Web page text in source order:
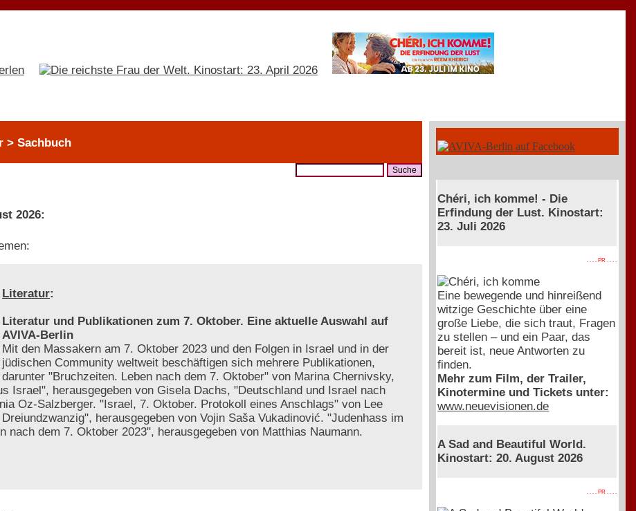
> Sachbuch
2026:
Literatur:
Literatur und Publikationen zum 7. Oktober. Eine aktuelle Auswahl auf
AVIVA-Berlin
Mit den Massakern am 7. Oktober 2023 und den Folgen in Israel und in der
jüdischen Community weltweit beschäftigen sich mehrere Publikationen,
darunter "Bruchzeiten. Leben nach dem 7. Oktober" von Marina Chernivsky,
Israel", herausgegeben von Gisela Dachs, "Deutschland und Israel nach
Oz-Salzberger. "Israel, 7. Oktober. Protokoll eines Anschlags" von Lee
herausgegeben von Vojin Saša Vukadinović. "Judenhass im
nach dem 7. Oktober 2023", herausgegeben von Matthias Naumann.
Chéri, ich komme! - Die
Erfindung der Lust. Kinostart:
23. Juli 2026
. . . . PR . . . .
Eine bewegende und hinreißend
witzige Geschichte über eine
große Liebe, die sich traut, Fragen
zu stellen – und ein Paar, das
bereit ist, neue Antworten zu
finden.
Mehr zum Film, der Trailer,
Kinotermine und Tickets unter:
www.neuevisionen.de
A Sad and Beautiful World.
Kinostart: 20. August 2026
. . . . PR . . . .